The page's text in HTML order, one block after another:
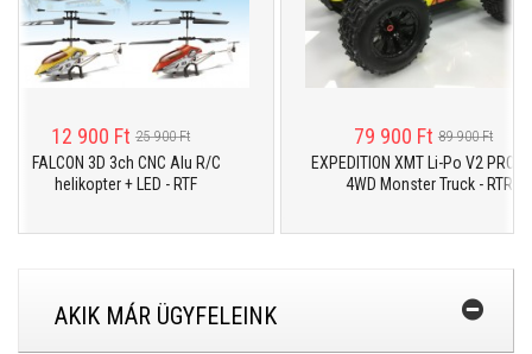
12 900 Ft 25 900 Ft
FALCON 3D 3ch CNC Alu R/C
helikopter + LED - RTF
79 900 Ft 89 900 Ft
EXPEDITION XMT Li-Po V2 PRO 1:10
4WD Monster Truck - RTR
AKIK MÁR ÜGYFELEINK